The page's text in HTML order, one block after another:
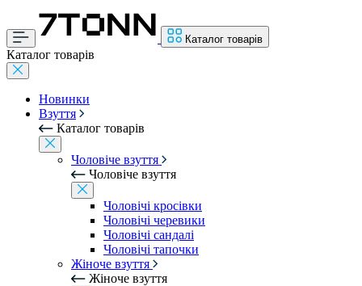
Каталог товарів
Каталог товарів
Новинки
Взуття
Каталог товарів
Чоловіче взуття
Чоловіче взуття
Чоловічі кросівки
Чоловічі черевики
Чоловічі сандалі
Чоловічі тапочки
Жіноче взуття
Жіноче взуття